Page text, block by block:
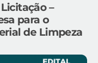
–
para o
de Limpeza